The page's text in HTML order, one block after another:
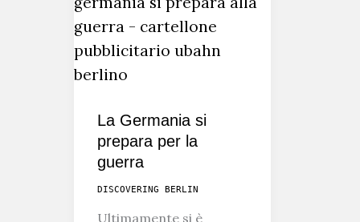
La Germania si
prepara per la
guerra
DISCOVERING BERLIN
Ultimamente si è